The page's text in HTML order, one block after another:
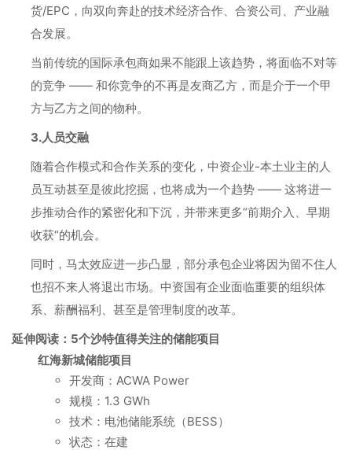
货/EPC，向双向奔赴的技术经济合作、合资公司、产业融
合发展。
当前传统的国际承包商如果不能跟上该趋势，将面临不对等
的竞争 —— 和你竞争的不再是友商乙方，而是介于一个甲
方与乙方之间的物种。
3.人员交融
随着合作模式和合作关系的变化，中资企业-本土业主的人
员互动甚至是彼此挖掘，也将成为一个趋势 —— 这将进一
步推动合作的紧密化和下沉，并带来更多“前期介入、早期
收获“的机会。
同时，马太效应进一步凸显，部分承包企业将因为留不住人
也招不来人将退出市场。中资国有企业面临重要的组织体
系、薪酬福利、甚至是管理制度的改革。
延伸阅读：5个沙特值得关注的储能项目
红海新城储能项目
开发商：ACWA Power
规模：1.3 GWh
技术：电池储能系统（BESS）
状态：在建